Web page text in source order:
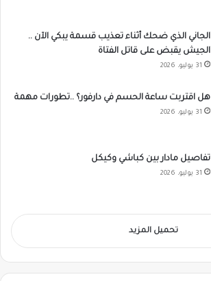
الجاني الذي ضحك أثناء تعذيب قسمة يبكي الآن ..
الجيش يقبض على قاتل الفتاة
31 يوليو، 2026
هل اقتربت ساعة الحسم في دارفور؟ ..تطورات مهمة
31 يوليو، 2026
تفاصيل مادار بين كباشي وكيكل
31 يوليو، 2026
تحميل المزيد